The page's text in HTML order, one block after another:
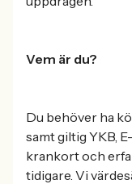
Vem är du?
Du behöver ha
samt giltig YKB,
krankort och
tidigare. Vi